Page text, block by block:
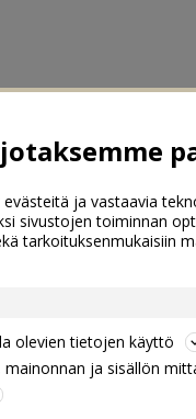
ja vastaavia
sivustojen toiminnan
tarkoituksenmukaisiin
olevien tietojen käyttö
ja sisällön